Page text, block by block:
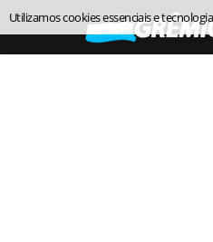
Utilizamos cookies essenciais e